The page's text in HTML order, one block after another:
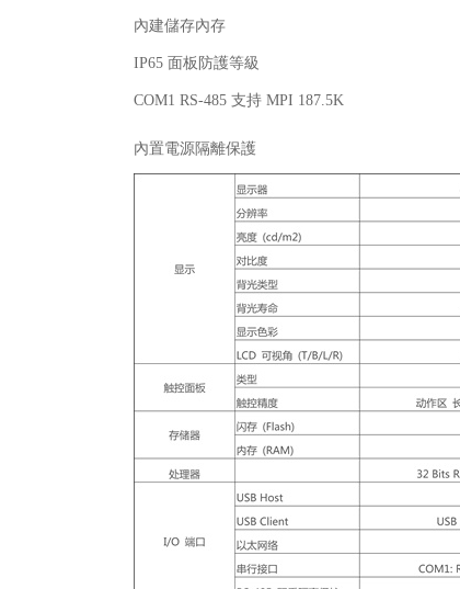
內建儲存內存
IP65 面板防護等級
COM1 RS-485 支持 MPI 187.5K
內置電源隔離保護